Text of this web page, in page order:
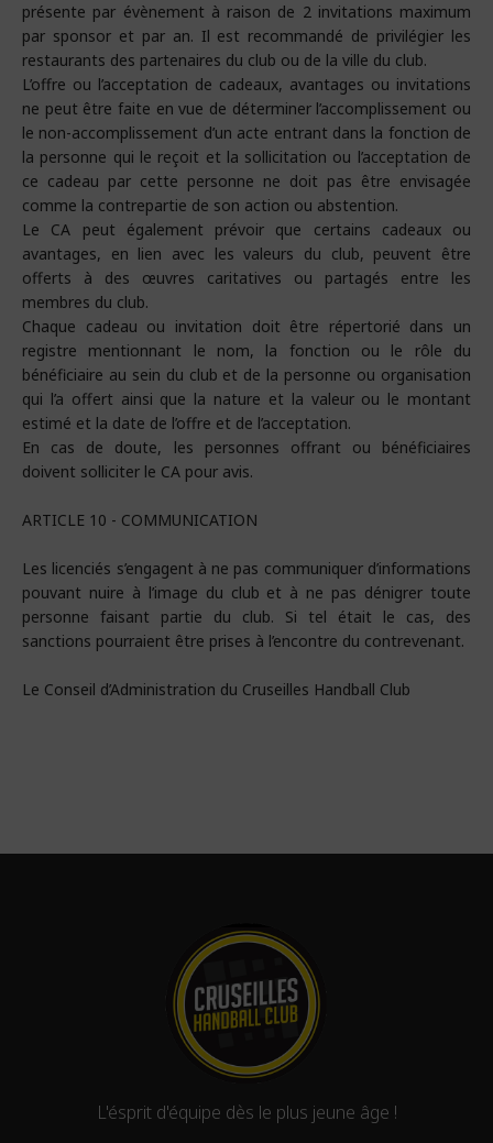
présente par évènement à raison de 2 invitations maximum
par sponsor et par an. Il est recommandé de privilégier les
restaurants des partenaires du club ou de la ville du club.
L’offre ou l’acceptation de cadeaux, avantages ou invitations
ne peut être faite en vue de déterminer l’accomplissement ou
le non-accomplissement d’un acte entrant dans la fonction de
la personne qui le reçoit et la sollicitation ou l’acceptation de
ce cadeau par cette personne ne doit pas être envisagée
comme la contrepartie de son action ou abstention.
Le CA peut également prévoir que certains cadeaux ou
avantages, en lien avec les valeurs du club, peuvent être
offerts à des œuvres caritatives ou partagés entre les
membres du club.
Chaque cadeau ou invitation doit être répertorié dans un
registre mentionnant le nom, la fonction ou le rôle du
bénéficiaire au sein du club et de la personne ou organisation
qui l’a offert ainsi que la nature et la valeur ou le montant
estimé et la date de l’offre et de l’acceptation.
En cas de doute, les personnes offrant ou bénéficiaires
doivent solliciter le CA pour avis.
ARTICLE 10 - COMMUNICATION
Les licenciés s’engagent à ne pas communiquer d’informations
pouvant nuire à l’image du club et à ne pas dénigrer toute
personne faisant partie du club. Si tel était le cas, des
sanctions pourraient être prises à l’encontre du contrevenant.
Le Conseil d’Administration du Cruseilles Handball Club
L'ésprit d'équipe dès le plus jeune âge !